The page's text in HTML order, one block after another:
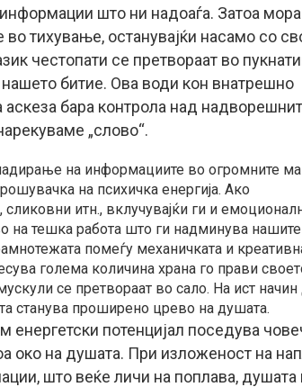
што ни надоаѓа. Затоа
тихување, останувајќи насамо со
честопати се претвораат во
битие. Ова води кон внатрешно
аскеза бара контрола над
„слово“.
на информациите во огромните
на психичка енергија. Ако
итн., вклучувајќи ги и
на тешка работа што ги надминува
помеѓу механичката и
голема количина храна го прави
се претвораат во сало. На ист начин
станува проширено црево на душата.
енергетски потенцијал поседува
око на душата. При изложеност на
што веќе личи на поплава, душата